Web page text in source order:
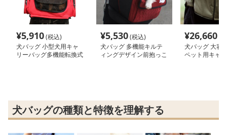
¥5,910(税込)
犬バッグ 小型犬用キャ
リーバッグ多機能転換式
¥5,530(税込)
犬バッグ 多機能キルテ
ィングデザイン前抱っこ
¥26,660
犬バッグ 大容
ペット用キャ
犬バッグの種類と特徴を理解する